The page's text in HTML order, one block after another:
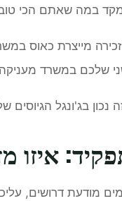
במה שאתם הכי
מייצרת כאוס
שלכם במשרד מעניקה
נכון בג'ונגל
איזו
מודעת דרושים,